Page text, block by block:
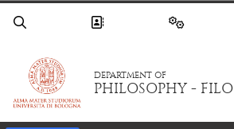
DEPARTMENT OF
PHILOSOPHY - FILO